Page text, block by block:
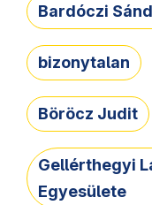
Bardóczi
bizonytalan
Böröcz Judit
Gellérthegyi
Egyesülete